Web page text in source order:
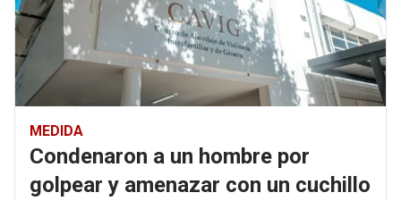
MEDIDA
Condenaron a un hombre por
golpear y amenazar con un cuchillo